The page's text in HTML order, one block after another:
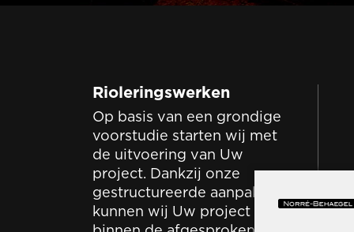
Rioleringswerken
Op basis van een grondige
voorstudie starten wij met
de uitvoering van Uw
project. Dankzij onze
gestructureerde aanpak
kunnen wij Uw project